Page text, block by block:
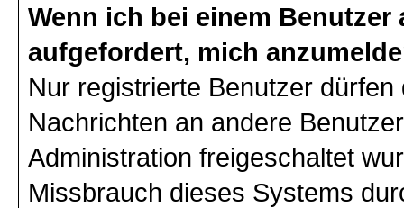
Wenn ich bei einem
aufgefordert, mich
Nur registrierte Benutzer
Nachrichten an andere
Administration freigeschaltet
Missbrauch dieses Systems